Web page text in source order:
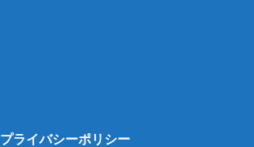
プライバシーポリシー